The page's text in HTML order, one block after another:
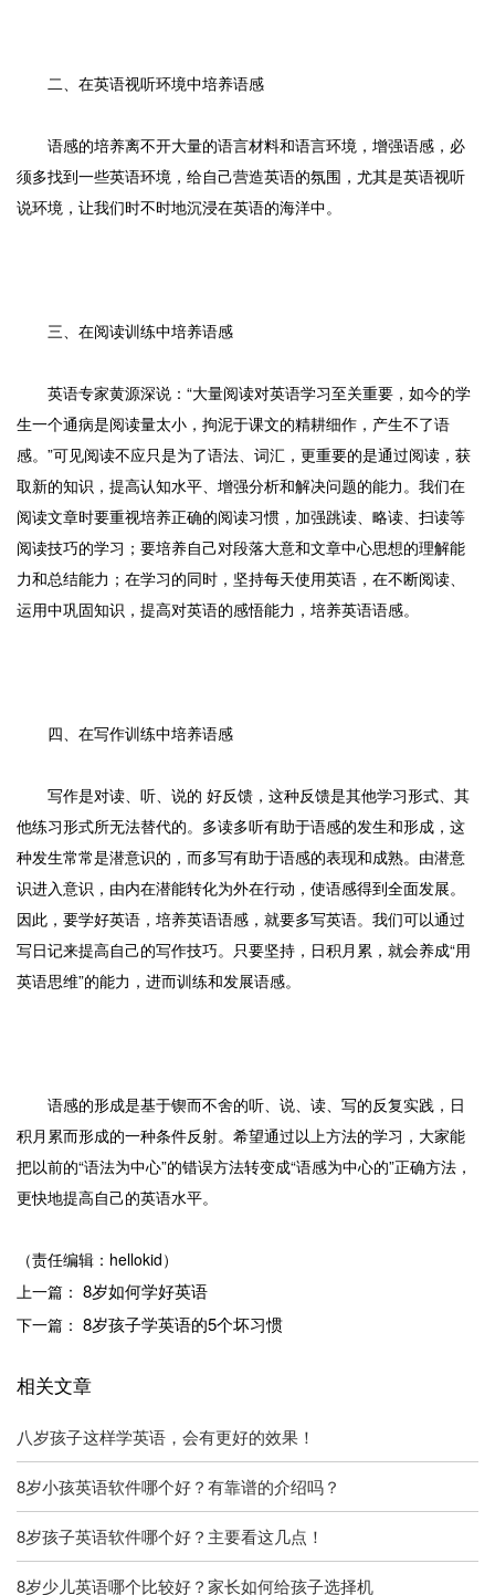
二、在英语视听环境中培养语感
语感的培养离不开大量的语言材料和语言环境，增强语感，必
须多找到一些英语环境，给自己营造英语的氛围，尤其是英语视听
说环境，让我们时不时地沉浸在英语的海洋中。
三、在阅读训练中培养语感
英语专家黄源深说：“大量阅读对英语学习至关重要，如今的学
生一个通病是阅读量太小，拘泥于课文的精耕细作，产生不了语
感。”可见阅读不应只是为了语法、词汇，更重要的是通过阅读，获
取新的知识，提高认知水平、增强分析和解决问题的能力。我们在
阅读文章时要重视培养正确的阅读习惯，加强跳读、略读、扫读等
阅读技巧的学习；要培养自己对段落大意和文章中心思想的理解能
力和总结能力；在学习的同时，坚持每天使用英语，在不断阅读、
运用中巩固知识，提高对英语的感悟能力，培养英语语感。
四、在写作训练中培养语感
写作是对读、听、说的 好反馈，这种反馈是其他学习形式、其
他练习形式所无法替代的。多读多听有助于语感的发生和形成，这
种发生常常是潜意识的，而多写有助于语感的表现和成熟。由潜意
识进入意识，由内在潜能转化为外在行动，使语感得到全面发展。
因此，要学好英语，培养英语语感，就要多写英语。我们可以通过
写日记来提高自己的写作技巧。只要坚持，日积月累，就会养成“用
英语思维”的能力，进而训练和发展语感。
语感的形成是基于锲而不舍的听、说、读、写的反复实践，日
积月累而形成的一种条件反射。希望通过以上方法的学习，大家能
把以前的“语法为中心”的错误方法转变成“语感为中心的”正确方法，
更快地提高自己的英语水平。
（责任编辑：hellokid）
上一篇： 8岁如何学好英语
下一篇： 8岁孩子学英语的5个坏习惯
相关文章
八岁孩子这样学英语，会有更好的效果！
8岁小孩英语软件哪个好？有靠谱的介绍吗？
8岁孩子英语软件哪个好？主要看这几点！
8岁少儿英语哪个比较好？家长如何给孩子选择机